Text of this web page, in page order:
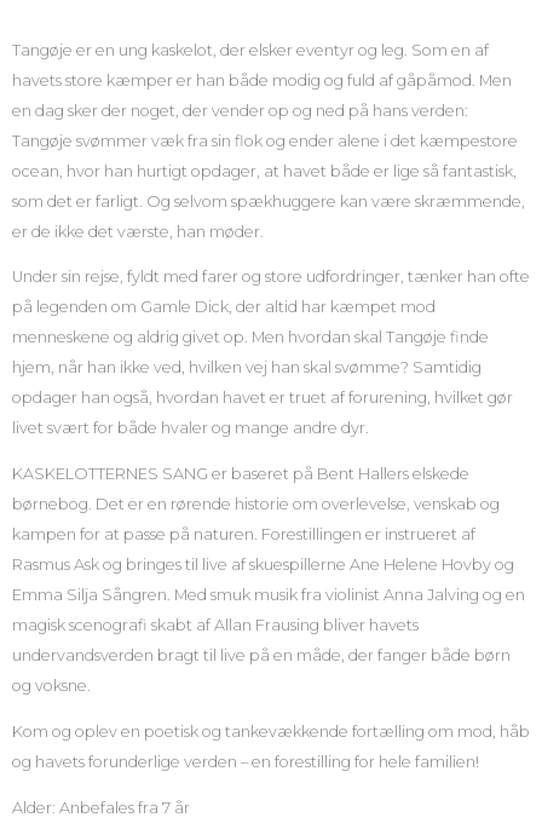
Tangøje er en ung kaskelot, der elsker eventyr og leg. Som en af
havets store kæmper er han både modig og fuld af gåpåmod. Men
en dag sker der noget, der vender op og ned på hans verden:
Tangøje svømmer væk fra sin flok og ender alene i det kæmpestore
ocean, hvor han hurtigt opdager, at havet både er lige så fantastisk,
som det er farligt. Og selvom spækhuggere kan være skræmmende,
er de ikke det værste, han møder.
Under sin rejse, fyldt med farer og store udfordringer, tænker han ofte
på legenden om Gamle Dick, der altid har kæmpet mod
menneskene og aldrig givet op. Men hvordan skal Tangøje finde
hjem, når han ikke ved, hvilken vej han skal svømme? Samtidig
opdager han også, hvordan havet er truet af forurening, hvilket gør
livet svært for både hvaler og mange andre dyr.
KASKELOTTERNES SANG er baseret på Bent Hallers elskede
børnebog. Det er en rørende historie om overlevelse, venskab og
kampen for at passe på naturen. Forestillingen er instrueret af
Rasmus Ask og bringes til live af skuespillerne Ane Helene Hovby og
Emma Silja Sångren. Med smuk musik fra violinist Anna Jalving og en
magisk scenografi skabt af Allan Frausing bliver havets
undervandsverden bragt til live på en måde, der fanger både børn
og voksne.
Kom og oplev en poetisk og tankevækkende fortælling om mod, håb
og havets forunderlige verden – en forestilling for hele familien!
Alder: Anbefales fra 7 år